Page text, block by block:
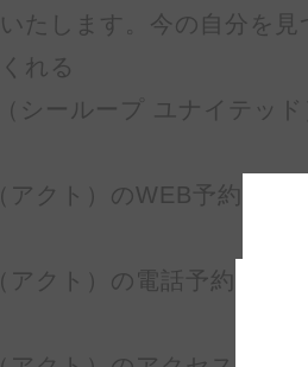
たします。今の自分を
れる